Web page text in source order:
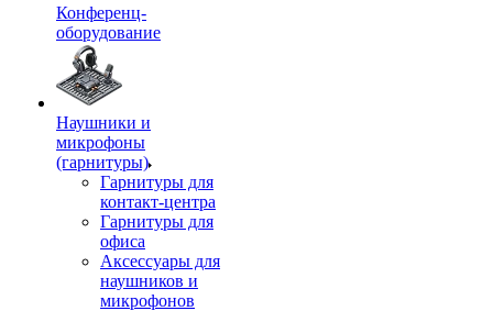
Конференц-
оборудование
Наушники и
микрофоны
(гарнитуры)
Гарнитуры для
контакт-центра
Гарнитуры для
офиса
Аксессуары для
наушников и
микрофонов